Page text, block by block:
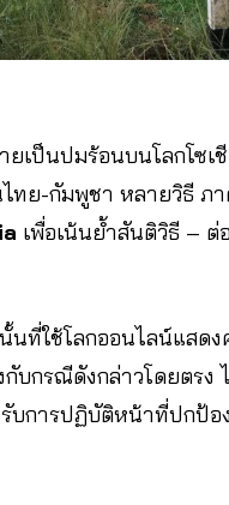
ยเป็นปมร้อนบนโลกโซ
ย-กัมพูชา หลายวิธี ภา
เพื่อเน้นย้ำสันติวิธี – ต่
ที่ใช้โลกออนไลน์แสด
บกรณีดังกล่าวโดยตรง
บการปฏิบัติหน้าที่ปกป้